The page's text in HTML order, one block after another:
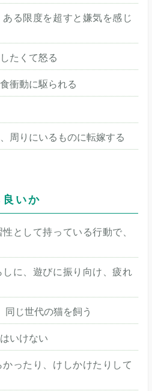
る限度を超すと嫌気を感じ
たくて怒る
衝動に駆られる
周りにいるものに転嫁する
いか
として持っている行動で、
に、遊びに振り向け、疲れ
同じ世代の猫を飼う
いけない
ったり、けしかけたりして